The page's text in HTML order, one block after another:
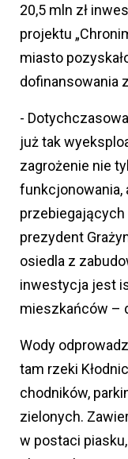
20,5 mln zł
projektu
miasto
dofinansowania
-
już tak
zagrożenie nie
funkcjonowania,
przebiegających
prezydent
osiedla z
inwestycja jest
mieszkańców –
Wody
tam rzeki
chodników,
zielonych.
w postaci